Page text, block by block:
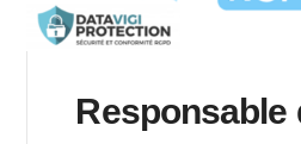
Responsable